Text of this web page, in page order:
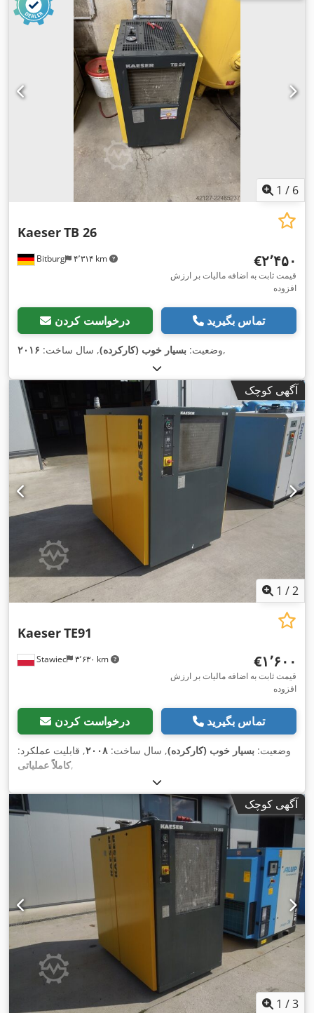
1 / 6
Bitburg ۴٬۳۱۴ km
KaeserTB 26
‎€۲٬۴۵۰
قیمت ثابت به اضافه مالیات بر ارزش
افزوده
درخواست کردن تماس بگیرید
وضعیت: بسیار خوب (کارکرده), سال ساخت: ۲۰۱۶ ,
آگهی کوچک
1 /2
Stawiec ۳٬۶۳۰ km
KaeserTE91
‎€۱٬۶۰۰
قیمت ثابت به اضافه مالیات بر ارزش
افزوده
درخواست کردن تماس بگیرید
وضعیت: بسیار خوب (کارکرده), سال ساخت: ۲۰۰۸, قابلیت عملکرد:
کاملاً عملیاتی,
آگهی کوچک
1 /3